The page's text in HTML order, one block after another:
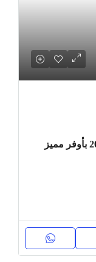
للبيع بمدينة نور شقة 182م استلام 2026 بأوفر مميز